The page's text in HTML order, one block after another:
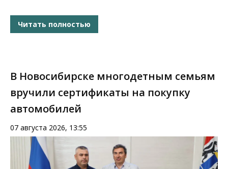
Читать полностью
В Новосибирске многодетным семьям
вручили сертификаты на покупку
автомобилей
07 августа 2026, 13:55